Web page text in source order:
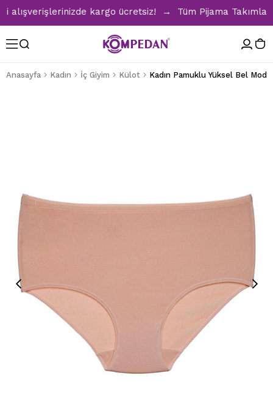
kargo ücretsiz! → Tüm Pijama
Anasayfa Kadın İç Giyim Külot Kadın Pamuklu Yüksel Bel